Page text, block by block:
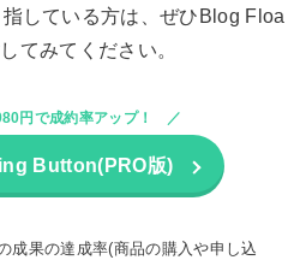
している方は、ぜひBlog Floa
てみてください。
円で成約率アップ！
Button(PRO版)
成果の達成率(商品の購入や申し込